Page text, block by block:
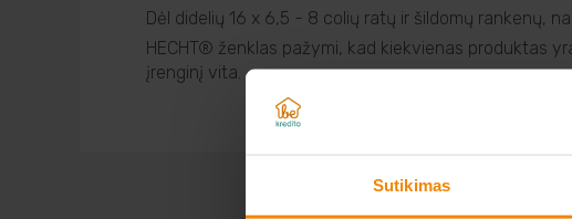
Sutikimas
Dėl didelių 16 x 6,5 - 8 colių ratų ir šildomų rankenų,
HECHT® ženklas pažymi, kad kiekvienas produktas
įrenginį vita.